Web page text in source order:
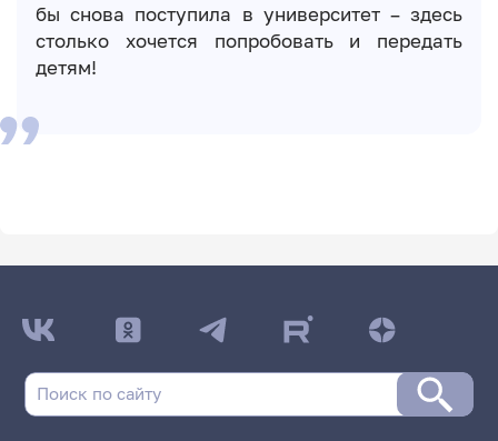
бы снова поступила в университет – здесь
столько хочется попробовать и передать
детям!